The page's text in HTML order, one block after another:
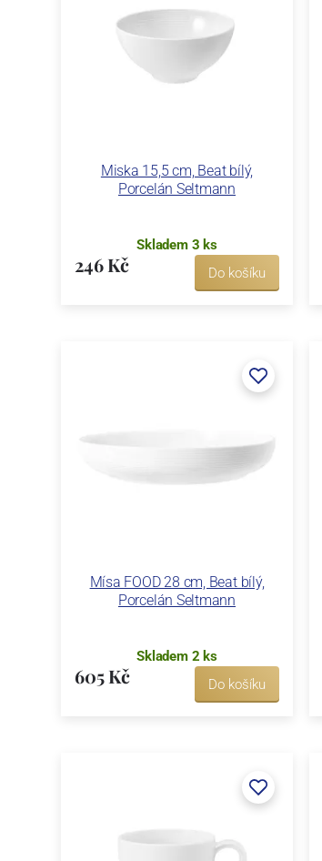
Miska 15,5 cm, Beat bílý,
Porcelán Seltmann
Skladem 3 ks
246 Kč Do košíku
Mísa FOOD 28 cm, Beat bílý,
Porcelán Seltmann
Skladem 2 ks
605 Kč Do košíku